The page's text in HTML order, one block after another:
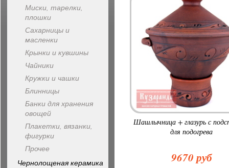
Шашлычница + глазурь с
для подогрева
9670 руб
Миски, тарелки,
плошки
Сахарницы и
масленки
Крынки и кувшины
Чайники
Кружки и чашки
Блинницы
Банки для хранения
овощей
Плакетки, вязанки,
фигурки
Прочее
Чернолощеная керамика